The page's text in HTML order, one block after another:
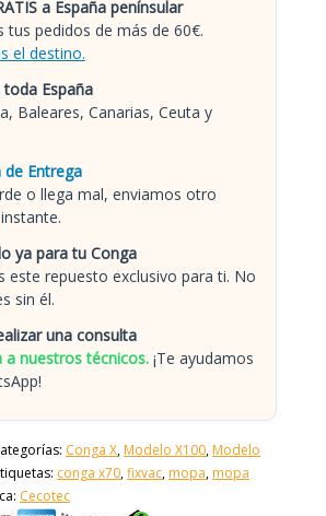
a España penínsular
tus pedidos de más de 60€.
el destino.
toda España
Baleares, Canarias, Ceuta y
de Entrega
o llega mal, enviamos otro
ya para tu Conga
este repuesto exclusivo para ti. No
sin él.
una consulta
a nuestros técnicos. ¡Te ayudamos
Conga X, Modelo X100, Modelo
conga x70,fixvac, mopa, mopa
Cecotec